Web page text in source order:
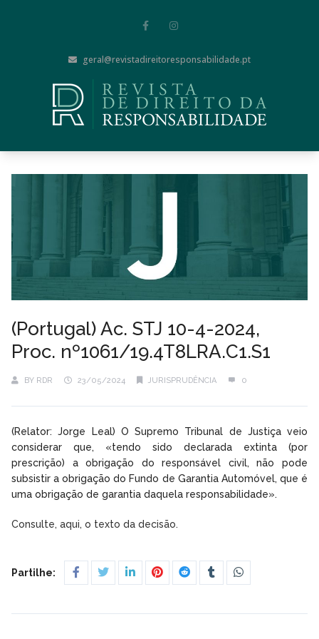
geral@revistadireitoresponsabilidade.pt
(Portugal) Ac. STJ 10-4-2024,
Proc. nº1061/19.4T8LRA.C1.S1
BY RDR 23/05/2024 JURISPRUDÊNCIA 0
(Relator: Jorge Leal) O Supremo Tribunal de Justiça veio
considerar que, «tendo sido declarada extinta (por
prescrição) a obrigação do responsável civil, não pode
subsistir a obrigação do Fundo de Garantia Automóvel, que é
uma obrigação de garantia daquela responsabilidade».
Consulte, aqui, o texto da decisão.
Partilhe: